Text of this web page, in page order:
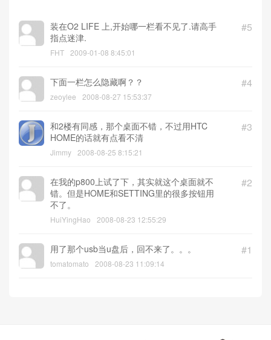
#5
装在O2 LIFE 上,开始哪一栏看不见了.请高手
指点迷津.
FHT 2009-01-08 8:45:01
#4
下面一栏怎么隐藏啊？？
zeoylee 2008-08-27 15:53:37
#3
和2楼有同感，那个桌面不错，不过用HTC
HOME的话就有点看不清
Jimmy 2008-08-25 8:15:21
#2
在我的p800上试了下，其实就这个桌面就不
错。但是HOME和SETTING里的很多按钮用
不了。
HuiYingHao 2008-08-23 12:55:29
#1
用了那个usb当u盘后，回不来了。。。
tomatomato 2008-08-23 11:09:14